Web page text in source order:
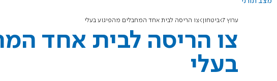
ערוץ 7 ביטחון צו הריסה לבית אחד המחבלים מהפיגוע בעלי
צו הריסה לבית אחד
בעלי